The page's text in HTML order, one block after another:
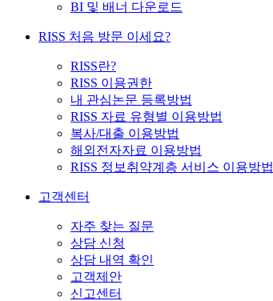
BI 및 배너 다운로드
RISS 처음 방문 이세요?
RISS란?
RISS 이용권한
내 관심논문 등록방법
RISS 자료 유형별 이용방법
복사/대출 이용방법
해외전자자료 이용방법
RISS 정보취약계층 서비스 이용방법
고객센터
자주 찾는 질문
상담 신청
상담 내역 확인
고객제안
신고센터